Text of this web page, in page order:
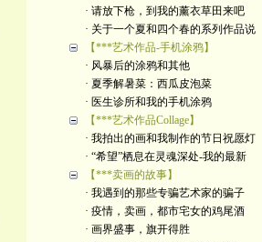
· 请放下枪，到我的薰衣草田来吧
· 关于一个夏和四个春的系列作品说
【***艺术作品-手机涂鸦】
· 风暴后的涂鸦和其他
· 夏季解暑菜：西瓜皮泡菜
· 医生诊所和我的手机涂鸦
【***艺术作品Collage】
· 我拍出的画和我制作的节日祝愿灯
· “希望”栖息在灵魂深处-我的最新
【***卖画的故事】
· 我遇到的那些专骗艺术家的骗子
· 疫情，卖画，都市宅女的鸡尾酒
· 画界盛事，旗开得胜